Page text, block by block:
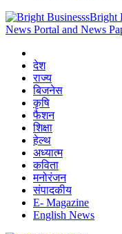
Bright
News Portal and News
देश
राज्य
बिजनेस
कृषि
फैशन
शिक्षा
हेल्थ
अध्यात्म
कविता
मनोरंजन
संपादकीय
E- Magazine
English News